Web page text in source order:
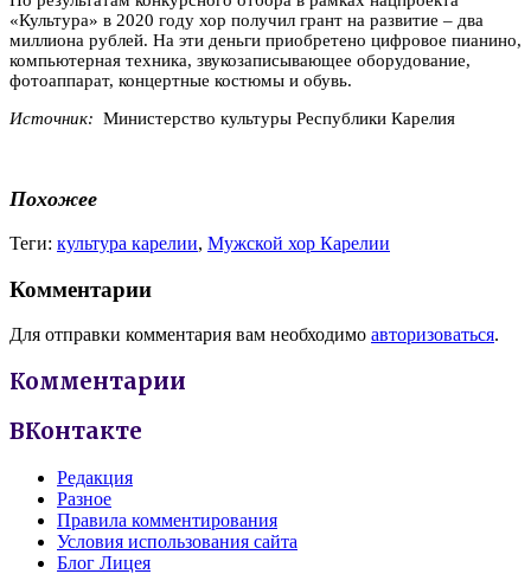
«Культура» в 2020 году хор получил грант на развитие – два
миллиона рублей. На эти деньги приобретено цифровое пианино,
компьютерная техника, звукозаписывающее оборудование,
фотоаппарат, концертные костюмы и обувь.
Источник: Министерство культуры Республики Карелия
Похожее
Теги: культура карелии, Мужской хор Карелии
Комментарии
Для отправки комментария вам необходимо авторизоваться.
Комментарии
ВКонтакте
Редакция
Разное
Правила комментирования
Условия использования сайта
Блог Лицея